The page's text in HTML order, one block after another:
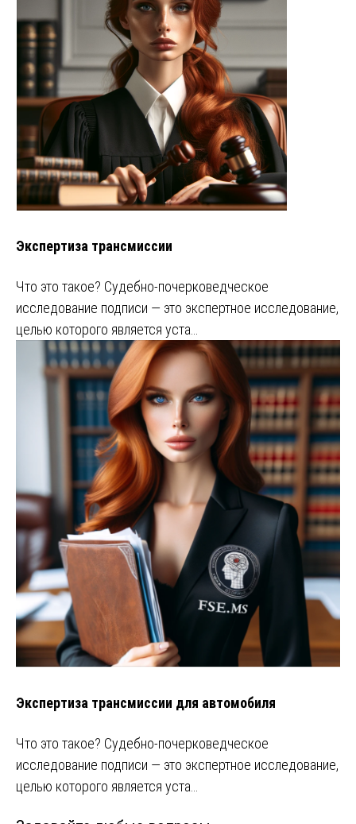
Экспертиза трансмиссии
Что это такое? Судебно-почерковедческое
исследование подписи — это экспертное исследование,
целью которого является уста…
Экспертиза трансмиссии для автомобиля
Что это такое? Судебно-почерковедческое
исследование подписи — это экспертное исследование,
целью которого является уста…